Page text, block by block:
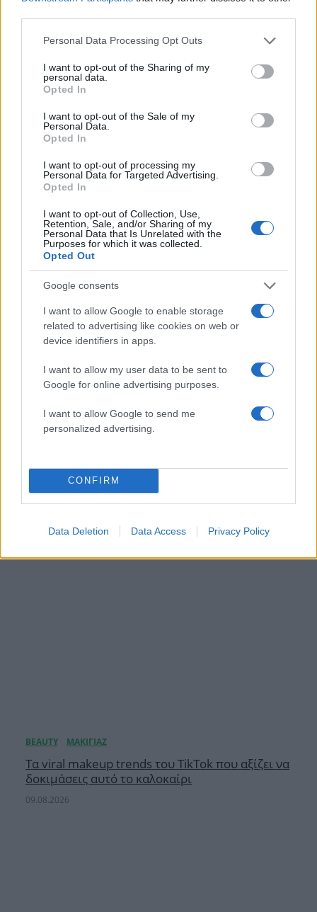
Please note that this website/app uses one or more Google
not limited to your visit or usage behaviour. You may click to
grant or deny consent to Google and its third-party tags to
use your data for below specified purposes in below Google
consent section.
Personal Data Processing Opt Outs
I want to opt-out of the Sharing of my
personal data.
Opted In
I want to opt-out of the Sale of my
Personal Data.
Opted In
I want to opt-out of processing my
Personal Data for Targeted Advertising.
Opted In
I want to opt-out of Collection, Use,
Retention, Sale, and/or Sharing of my
Personal Data that Is Unrelated with the
Purposes for which it was collected.
Opted Out
Google consents
I want to allow Google to enable storage
related to advertising like cookies on web or
device identifiers in apps.
I want to allow my user data to be sent to
Google for online advertising purposes.
I want to allow Google to send me
personalized advertising.
CONFIRM
Data Deletion Data Access Privacy Policy
Follow us on
facebook
Ακολουθήστε το tlife.gr στο Google
Newsκαι μάθετε πρώτοι όλα τα νέα.
READ MORE
Τα viral makeup trends του TikTok που αξίζει να
δοκιμάσεις αυτό το καλοκαίρι
09.08.2026